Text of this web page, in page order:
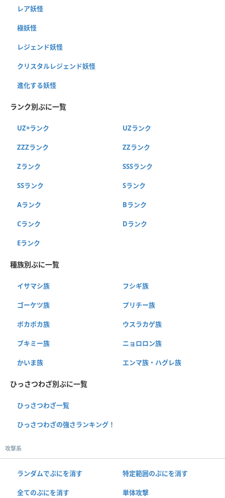
レア妖怪
極妖怪
レジェンド妖怪
クリスタルレジェンド妖怪
進化する妖怪
ランク別ぷに一覧
UZ+ランク UZランク
ZZZランク ZZランク
Zランク SSSランク
SSランク Sランク
Aランク Bランク
Cランク Dランク
Eランク
種族別ぷに一覧
イサマシ族 フシギ族
ゴーケツ族 プリチー族
ポカポカ族 ウスラカゲ族
ブキミー族 ニョロロン族
かいま族 エンマ族・ハグレ族
ひっさつわざ別ぷに一覧
ひっさつわざ一覧
ひっさつわざの強さランキング！
攻撃系
ランダムでぷにを消す 特定範囲のぷにを消す
全てのぷにを消す 単体攻撃